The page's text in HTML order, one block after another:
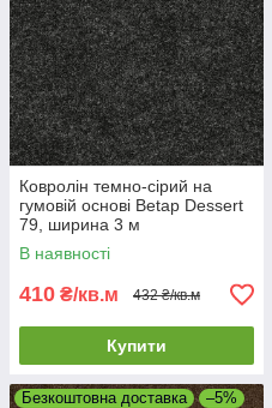
Ковролін темно-сірий на
гумовій основі Betap Dessert
79, ширина 3 м
В наявності
410 ₴/кв.м 432 ₴/кв.м
Купити
Безкоштовна доставка –5%